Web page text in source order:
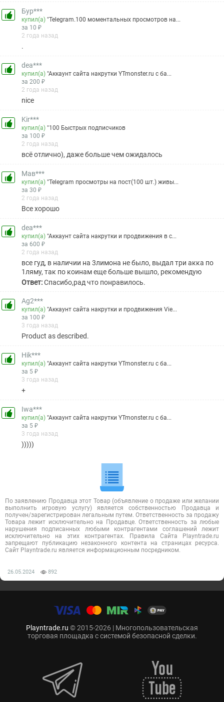
Бур***
купил(а)"Telegram.100 моментальных просмотров на...
за 10 ₽
2 года назад
.
dea***
купил(а)"Аккаунт сайта накрутки YTmonster.ru с ба...
за 200 ₽
2 года назад
nice
Kir***
купил(а)"100 Быстрых подписчиков
за 100 ₽
2 года назад
всё отлично), даже больше чем ожидалось
Мав***
купил(а)"Telegram просмотры на пост(100 шт.) живы...
за 30 ₽
2 года назад
Все хорошо
dea***
купил(а)"Аккаунт сайта накрутки и продвижения в с...
за 600 ₽
2 года назад
все гуд, в наличии на 3лимона не было, выдал три акка по
1ляму, так по коинам еще больше вышло, рекомендую
Ответ:Спасибо,рад что понравилось.
Ag2***
купил(а)"Аккаунт сайта накрутки и продвижения Vie...
за 100 ₽
3 года назад
Product as described.
Hik***
купил(а)"Аккаунт сайта накрутки YTmonster.ru с ба...
за 5 ₽
3 года назад
+
Iwa***
купил(а)"Аккаунт сайта накрутки YTmonster.ru с ба...
за 5 ₽
3 года назад
)))))
По заявлению Продавца этот Товар (объявление о продаже или желании
выполнить игровую услугу) является собственностью Продавца и
получен/зарегистрирован легальным путем. Ответственность за продажу
Товара лежит исключительно на Продавце. Ответственность за любые
нарушения подписанных любыми контрагентами соглашений лежит
исключительно на этих контрагентах. Правила Сайта Playntrade.ru
запрещают публикацию незаконного контента на страницах ресурса.
Сайт Playntrade.ru является информационным посредником.
26.05.2024 892
Playntrade.ru © 2015-2026 | Многопользовательская
торговая площадка с системой безопасной сделки.